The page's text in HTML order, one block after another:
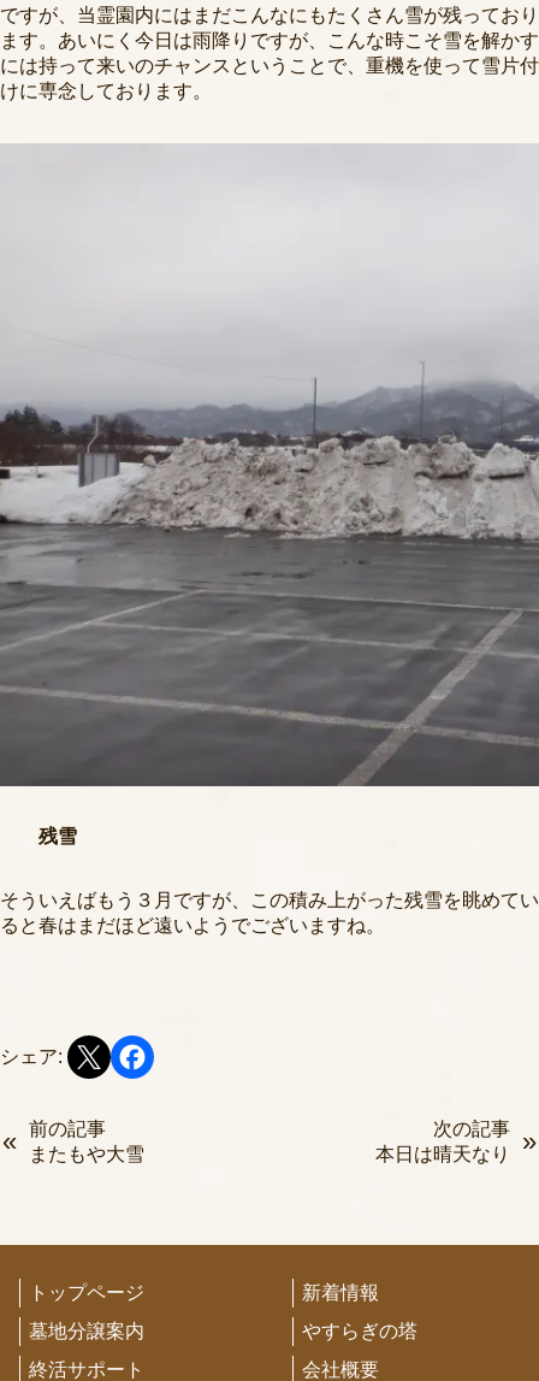
ですが、当霊園内にはまだこんなにもたくさん雪が残っており
ます。あいにく今日は雨降りですが、こんな時こそ雪を解かす
には持って来いのチャンスということで、重機を使って雪片付
けに専念しております。
残雪
そういえばもう３月ですが、この積み上がった残雪を眺めてい
ると春はまだほど遠いようでございますね。
シェア:
前の記事
またもや大雪
次の記事
本日は晴天なり
トップページ
新着情報
墓地分譲案内
やすらぎの塔
終活サポート
会社概要